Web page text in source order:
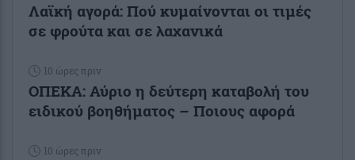
Λαϊκή αγορά: Πού κυμαίνονται οι τιμές
σε φρούτα και σε λαχανικά
10 ώρες πριν
ΟΠΕΚΑ: Αύριο η δεύτερη καταβολή του
ειδικού βοηθήματος – Ποιους αφορά
10 ώρες πριν